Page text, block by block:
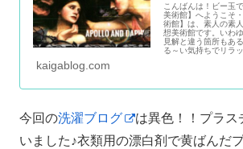
こんばんは！ビー玉
美術館】へようこそ
術館】は、素人の素
想美術館です。いわ
見解と違う箇所もあ
る～い気持ちでリラ
kaigablog.com
今回の洗濯ブログ
は異色！！プラス
いました♪衣類用の漂白剤で黄ばんだ